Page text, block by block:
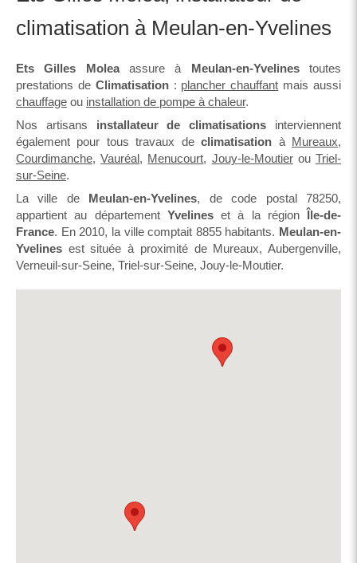
climatisation à Meulan-en-Yvelines
Ets Gilles Moleaassure à Meulan-en-Yvelinestoutes
prestations de Climatisation: plancher chauffant mais aussi
chauffage ou installation de pompe à chaleur.
Nos artisans installateur de climatisations interviennent
également pour tous travaux declimatisation à Mureaux,
Courdimanche,Vauréal, Menucourt, Jouy-le-MoutierouTriel-
sur-Seine.
La ville de Meulan-en-Yvelines, de code postal 78250,
appartient au département Yvelineset à la région Île-de-
France. En 2010, la ville comptait 8855 habitants. Meulan-en-
Yvelines est située à proximité de Mureaux, Aubergenville,
Verneuil-sur-Seine, Triel-sur-Seine, Jouy-le-Moutier.